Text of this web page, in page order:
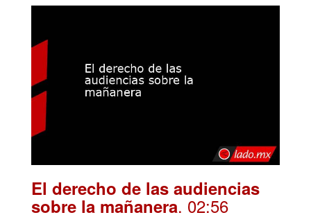
El derecho de las audiencias
sobre la mañanera. 02:56